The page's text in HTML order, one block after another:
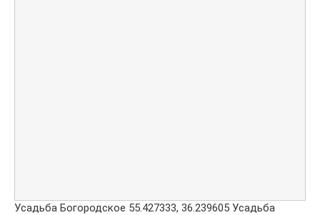
Усадьба Богородское 55.427333, 36.239605 Усадьба